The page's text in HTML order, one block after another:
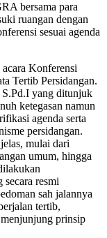
bersama para
ruangan dengan
sesuai agenda
Konferensi
Tertib Persidangan.
yang ditunjuk
ketegasan namun
agenda serta
persidangan.
mulai dari
umum, hingga
secara resmi
sah jalannya
tertib,
prinsip